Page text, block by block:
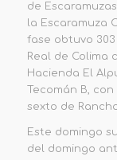
de
la Escaramuza
fase obtuvo
Real de Colima
Hacienda El
Tecomán B,
sexto de
Este domingo
del domingo